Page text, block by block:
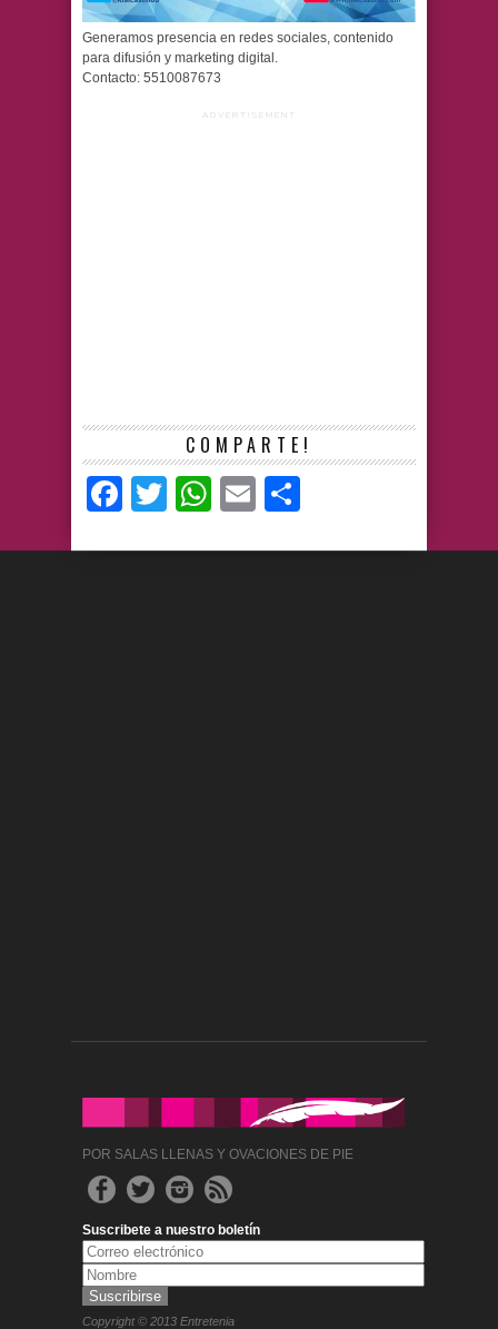
Generamos presencia en redes sociales, contenido
para difusión y marketing digital.
Contacto: 5510087673
ADVERTISEMENT
COMPARTE!
Facebook
TwitterWhatsApp
Email
POR SALAS LLENAS Y OVACIONES DE PIE
Suscribete a nuestro boletín
Copyright © 2013 Entretenia